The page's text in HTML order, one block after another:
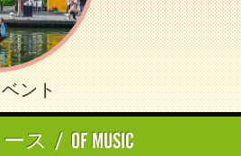
ント
ス / OF MUSIC